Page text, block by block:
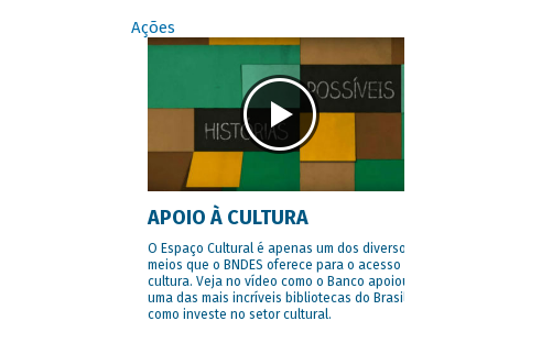
Ações
APOIO À CULTURA
O Espaço Cultural é apenas um dos diversos
meios que o BNDES oferece para o acesso à
cultura. Veja no vídeo como o Banco apoiou
uma das mais incríveis bibliotecas do Brasil e
como investe no setor cultural.